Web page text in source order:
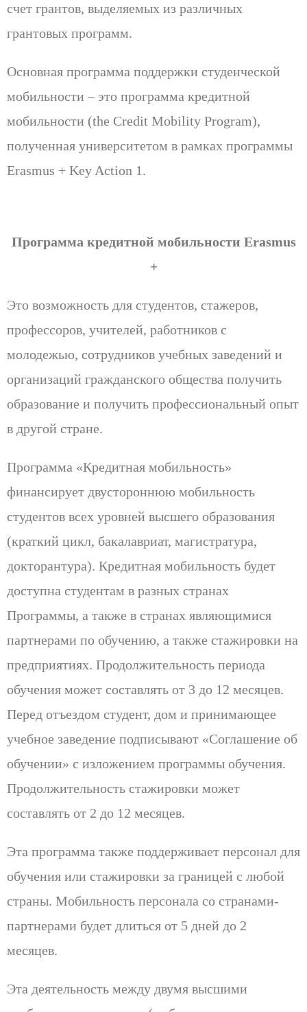
счет грантов, выделяемых из различных
грантовых программ.
Основная программа поддержки студенческой
мобильности – это программа кредитной
мобильности (the Credit Mobility Program),
полученная университетом в рамках программы
Erasmus + Key Action 1.
Программа кредитной мобильности Erasmus
+
Это возможность для студентов, стажеров,
профессоров, учителей, работников с
молодежью, сотрудников учебных заведений и
организаций гражданского общества получить
образование и получить профессиональный опыт
в другой стране.
Программа «Кредитная мобильность»
финансирует двустороннюю мобильность
студентов всех уровней высшего образования
(краткий цикл, бакалавриат, магистратура,
докторантура). Кредитная мобильность будет
доступна студентам в разных странах
Программы, а также в странах являющимися
партнерами по обучению, а также стажировки на
предприятиях. Продолжительность периода
обучения может составлять от 3 до 12 месяцев.
Перед отъездом студент, дом и принимающее
учебное заведение подписывают «Соглашение об
обучении» с изложением программы обучения.
Продолжительность стажировки может
составлять от 2 до 12 месяцев.
Эта программа также поддерживает персонал для
обучения или стажировки за границей с любой
страны. Мобильность персонала со странами-
партнерами будет длиться от 5 дней до 2
месяцев.
Эта деятельность между двумя высшими